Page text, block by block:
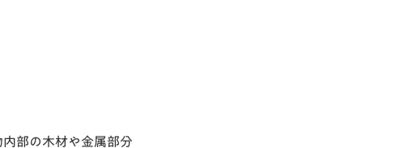
部の木材や金属部分